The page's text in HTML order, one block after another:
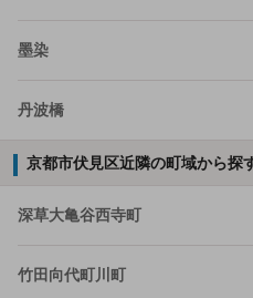
墨染
丹波橋
京都市伏見区近隣の町域から探
深草大亀谷西寺町
竹田向代町川町